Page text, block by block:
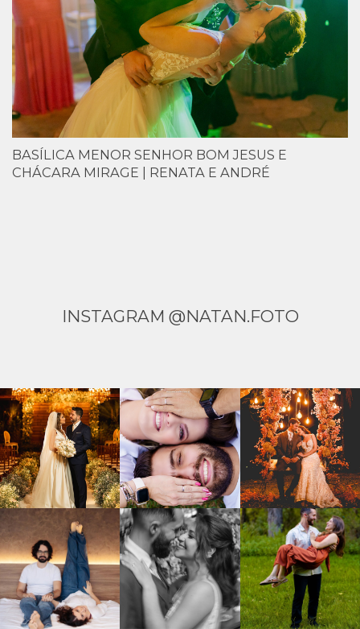
BASÍLICA MENOR SENHOR BOM JESUS E
CHÁCARA MIRAGE | RENATA E ANDRÉ
INSTAGRAM @NATAN.FOTO